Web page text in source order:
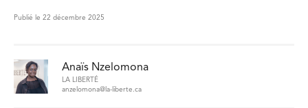
Publié le 22 décembre 2025
Anaïs Nzelomona
LA LIBERTÉ
anzelomona@la-liberte.ca